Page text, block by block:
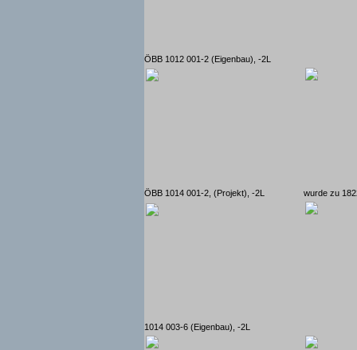
ÖBB 1012 001-2 (Eigenbau), -2L
ÖBB 1014 001-2, (Projekt), -2L wurde zu
1014 003-6 (Eigenbau), -2L